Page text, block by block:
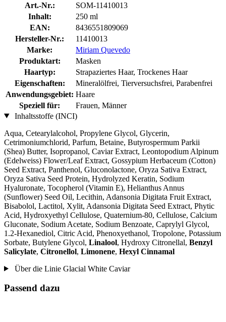
Art.-Nr.:
SOM-11410013
Inhalt:
250 ml
EAN:
8436551809069
Hersteller-Nr.:
11410013
Marke:
Miriam Quevedo
Produktart:
Masken
Haartyp:
Strapaziertes Haar, Trockenes Haar
Eigenschaften:
Mineralölfrei, Tierversuchsfrei, Parabenfrei
Anwendungsgebiet: Haare
Speziell für:
Frauen, Männer
Inhaltsstoffe (INCI)
Aqua, Cetearylalcohol, Propylene Glycol, Glycerin,
Cetrimoniumchlorid, Parfum, Betaine, Butyrospermum Parkii
(Shea) Butter, Isopropanol, Caviar Extract, Leontopodium Alpinum
(Edelweiss) Flower/Leaf Extract, Gossypium Herbaceum (Cotton)
Seed Extract, Panthenol, Gluconolactone, Oryza Sativa Extract,
Oryza Sativa Seed Protein, Hydrolyzed Keratin, Sodium
Hyaluronate, Tocopherol (Vitamin E), Helianthus Annus
(Sunflower) Seed Oil, Lecithin, Adansonia Digitata Fruit Extract,
Bisabolol, Lactitol, Xylit, Adansonia Digitata Seed Extract, Phytic
Acid, Hydroxyethyl Cellulose, Quaternium-80, Cellulose, Calcium
Gluconate, Sodium Acetate, Sodium Benzoate, Caprylyl Glycol,
1.2-Hexanediol, Citric Acid, Phenoxyethanol, Tropolone, Potassium
Sorbate, Butylene Glycol, Linalool, Hydroxy Citronellal, Benzyl
Salicylate, Citronellol, Limonene, Hexyl Cinnamal
Über die Linie Glacial White Caviar
Passend dazu